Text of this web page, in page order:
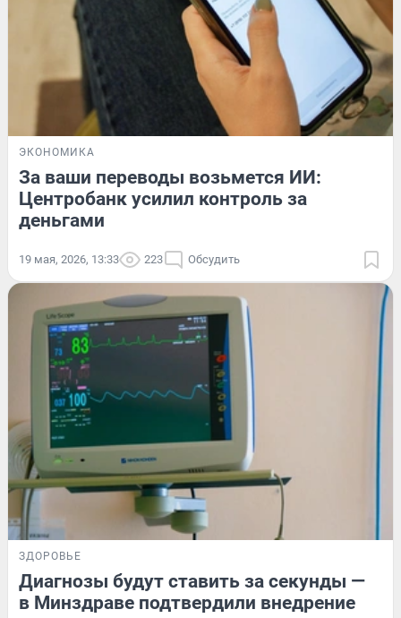
ЭКОНОМИКА
За ваши переводы возьмется ИИ:
Центробанк усилил контроль за
деньгами
19 мая, 2026, 13:33 223 Обсудить
ЗДОРОВЬЕ
Диагнозы будут ставить за секунды —
в Минздраве подтвердили внедрение